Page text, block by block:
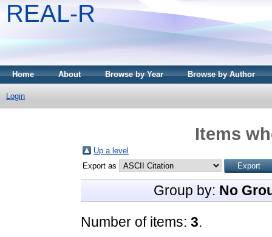
REAL-R
Home About Browse by Year Browse by Author
Login
Items
Up a level
Export as
Group by: No
Number of items: 3.